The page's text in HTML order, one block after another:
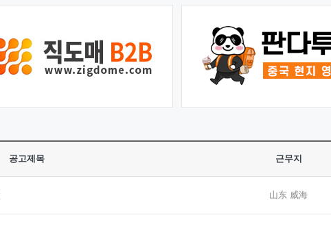
공고제목 근무지
山东 威海